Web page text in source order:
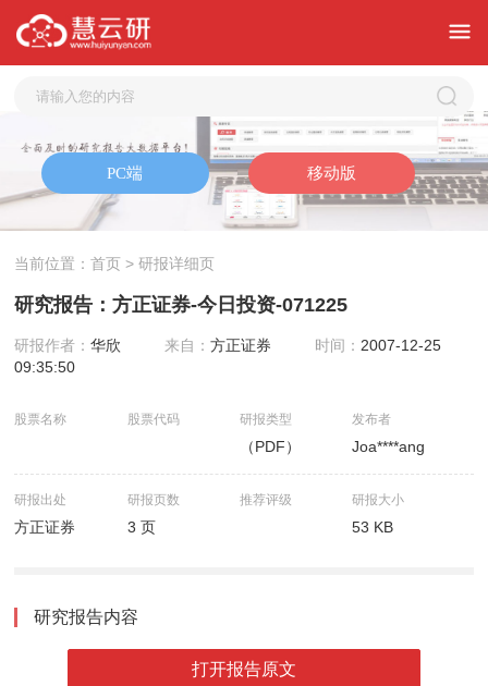
当前位置：首页 > 研报详细页
研究报告：方正证券-今日投资-071225
研报作者：华欣 来自：方正证券 时间： 2007-12-25
09:35:50
股票名称 股票代码 研报类型
（PDF）
发布者
Joa****ang
研报出处
方正证券
研报页数
3 页
推荐评级 研报大小
53 KB
研究报告内容
打开报告原文